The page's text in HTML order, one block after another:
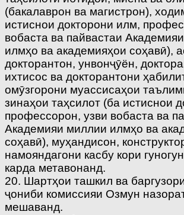
(бакалаврон ва магистрон),
истиснои докторони илм,
вобаста ва пайвастаи
илмҳо ва академияҳои соҳавӣ),
докторантон, унвонҷӯён,
ихтисос ва докторантони
омӯзгорони муассисаҳои
зинаҳои таҳсилот (ба истиснои
профессорон, узви вобаста ва
Академияи миллии илмҳо ва
соҳавӣ), муҳандисон,
намояндагони касбу кори
карда метавонанд.
20. Шартҳои ташкил ва
ҷониби комиссияи Озмун
мешаванд.